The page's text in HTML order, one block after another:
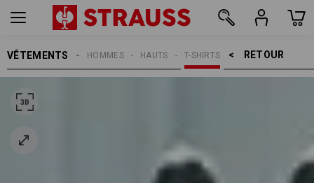
VÊTEMENTS RETOUR    >
T-SHIRTS
HAUTS
HOMMES